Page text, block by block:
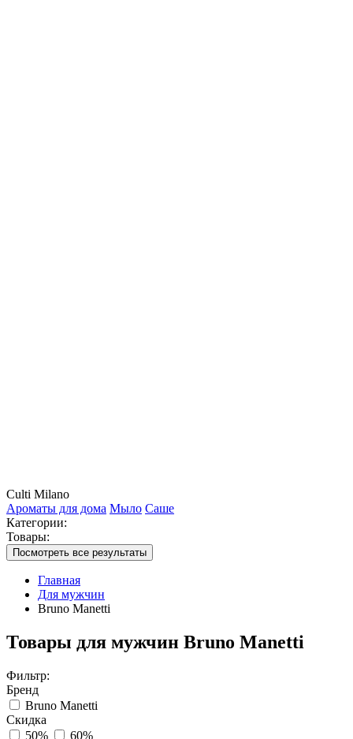
Culti Milano
Ароматы для дома Мыло Саше
Категории:
Товары:
Посмотреть все результаты
Главная
Для мужчин
Bruno Manetti
Товары для мужчин Bruno Manetti
Фильтр:
Бренд
Bruno Manetti
Скидка
50%
60%